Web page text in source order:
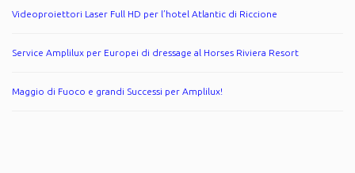
Videoproiettori Laser Full HD per l’hotel Atlantic di Riccione
Service Amplilux per Europei di dressage al Horses Riviera Resort
Maggio di Fuoco e grandi Successi per Amplilux!